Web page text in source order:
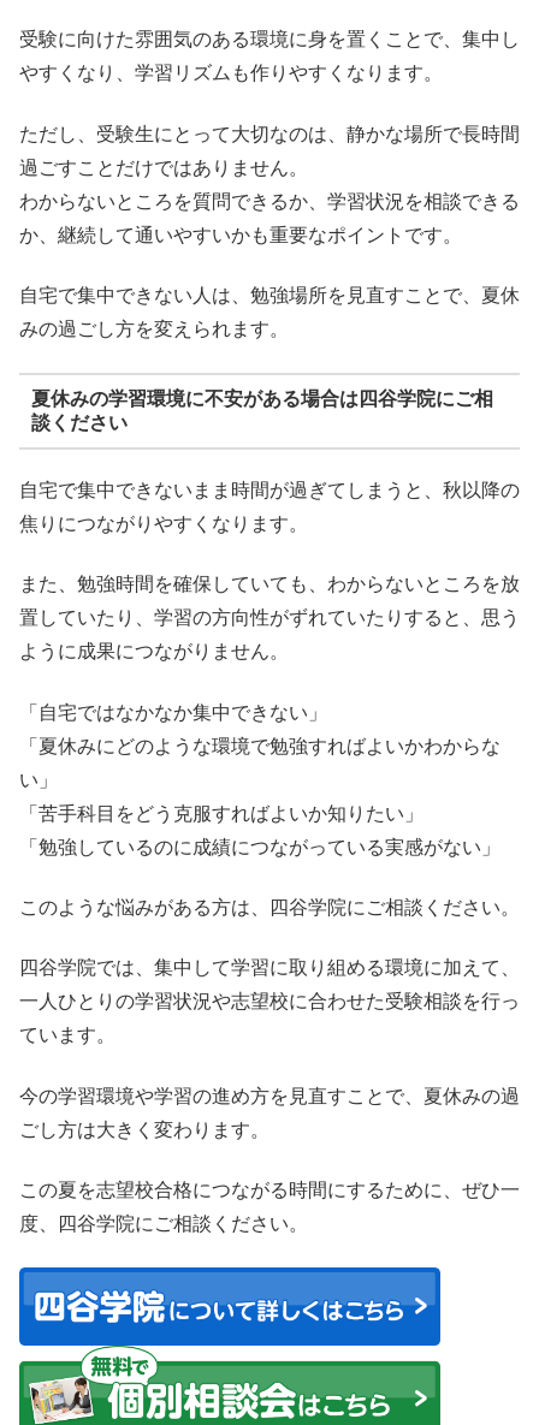
受験に向けた雰囲気のある環境に身を置くことで、集中し
やすくなり、学習リズムも作りやすくなります。
ただし、受験生にとって大切なのは、静かな場所で長時間
過ごすことだけではありません。
わからないところを質問できるか、学習状況を相談できる
か、継続して通いやすいかも重要なポイントです。
自宅で集中できない人は、勉強場所を見直すことで、夏休
みの過ごし方を変えられます。
夏休みの学習環境に不安がある場合は四谷学院にご相
談ください
自宅で集中できないまま時間が過ぎてしまうと、秋以降の
焦りにつながりやすくなります。
また、勉強時間を確保していても、わからないところを放
置していたり、学習の方向性がずれていたりすると、思う
ように成果につながりません。
「自宅ではなかなか集中できない」
「夏休みにどのような環境で勉強すればよいかわからな
い」
「苦手科目をどう克服すればよいか知りたい」
「勉強しているのに成績につながっている実感がない」
このような悩みがある方は、四谷学院にご相談ください。
四谷学院では、集中して学習に取り組める環境に加えて、
一人ひとりの学習状況や志望校に合わせた受験相談を行っ
ています。
今の学習環境や学習の進め方を見直すことで、夏休みの過
ごし方は大きく変わります。
この夏を志望校合格につながる時間にするために、ぜひ一
度、四谷学院にご相談ください。